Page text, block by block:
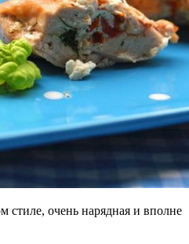
стиле, очень нарядная и вполне